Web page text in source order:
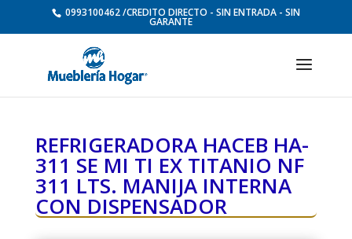
0993100462 /CREDITO DIRECTO - SIN ENTRADA - SIN
GARANTE
REFRIGERADORA HACEB HA-
311 SE MI TI EX TITANIO NF
311 LTS. MANIJA INTERNA
CON DISPENSADOR